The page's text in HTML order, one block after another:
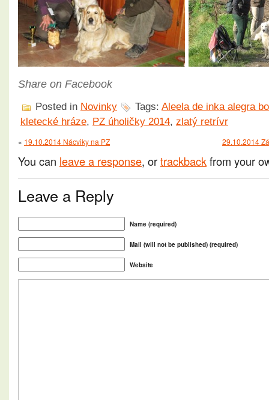
Share on Facebook
Posted in Novinky Tags: Aleela de inka alegra
kletecké hráze, PZ úholičky 2014, zlatý retrívr
« 19.10.2014 Nácviky na PZ 29.10.2014
You can leave a response, ortrackbackfrom your
Leave a Reply
Name (required)
Mail (will not be published) (required)
Website